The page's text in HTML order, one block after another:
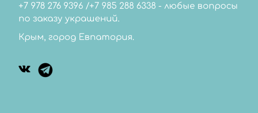
+7 978 276 9396 /+7 985 288 6338 - любые вопросы
по заказу украшений.
Крым, город Евпатория.